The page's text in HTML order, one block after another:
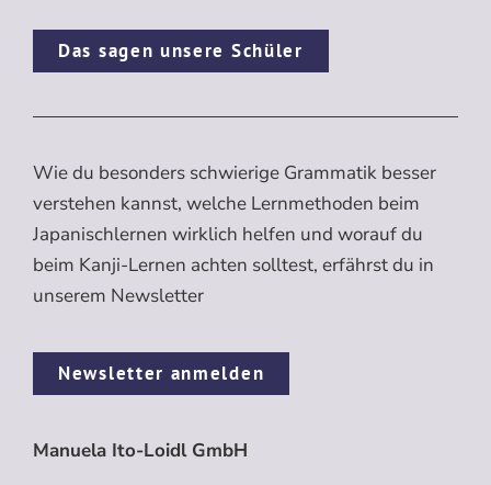
Das sagen unsere Schüler
Wie du besonders schwierige Grammatik besser
verstehen kannst, welche Lernmethoden beim
Japanischlernen wirklich helfen und worauf du
beim Kanji-Lernen achten solltest, erfährst du in
unserem Newsletter
Newsletter anmelden
Manuela Ito-Loidl GmbH